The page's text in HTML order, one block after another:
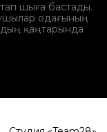
шыға бастады.
одағының
қаңтарында